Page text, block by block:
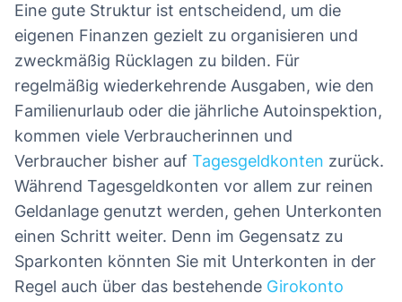
Eine gute Struktur ist entscheidend, um die
eigenen Finanzen gezielt zu organisieren und
zweckmäßig Rücklagen zu bilden. Für
regelmäßig wiederkehrende Ausgaben, wie den
Familienurlaub oder die jährliche Autoinspektion,
kommen viele Verbraucherinnen und
Verbraucher bisher auf Tagesgeldkonten zurück.
Während Tagesgeldkonten vor allem zur reinen
Geldanlage genutzt werden, gehen Unterkonten
einen Schritt weiter. Denn im Gegensatz zu
Sparkonten könnten Sie mit Unterkonten in der
Regel auch über das bestehende Girokonto